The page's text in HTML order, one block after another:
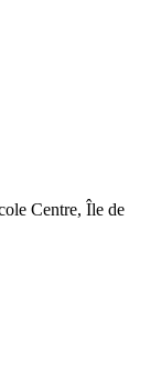
Centre, Île de